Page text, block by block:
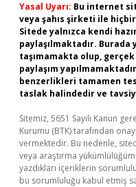
Yasal Uyarı: Bu internet
veya şahıs şirketi ile
Sitede yalnızca kendi
paylaşılmaktadır.
taşımamakta olup,
paylaşım
benzerlikleri tamamen
taslak halindedir ve
Sitemiz, 5651 Sayılı Kanun
Kurumu (BTK) tarafından
vermektedir. Bu nedenle,
veya araştırma
yazdıkları içeriklerin
bu sorumluluğu kabul etmiş